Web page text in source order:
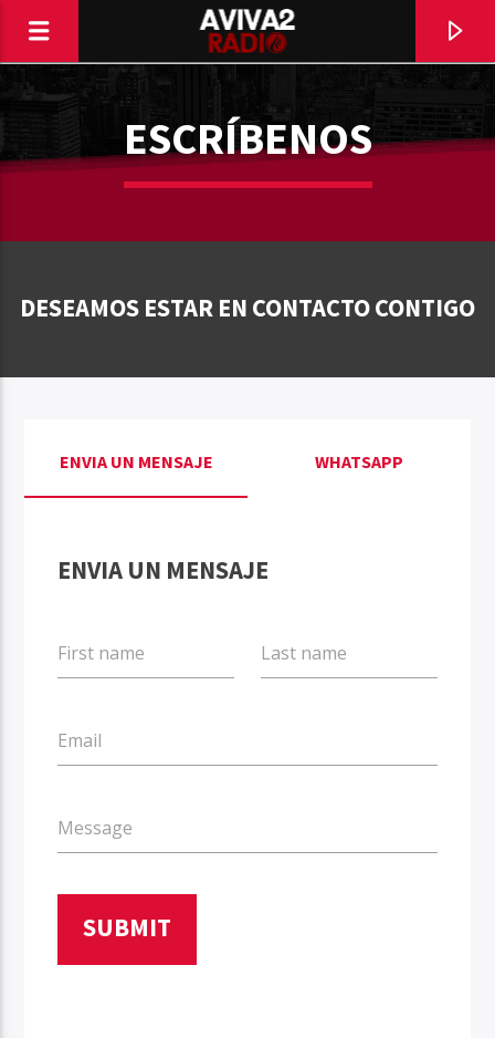
TITLE
ARTIST
Aviva2 Américas
ESCRÍBENOS
DESEAMOS ESTAR EN CONTACTO CONTIGO
ENVIA UN MENSAJE WHATSAPP
ENVIA UN MENSAJE
First name Last name
Email
Message
SUBMIT